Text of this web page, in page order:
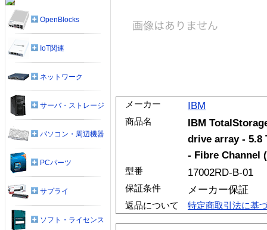
メーカー IBM
商品名
IBM
drive array - 5.8
- Fibre Channel
型番 17002RD-B-01
保証条件 メーカー保証
返品について 特定商取引法に基
OpenBlocks
IoT関連
ネットワーク
サーバ・ストレージ
パソコン・周辺機器
PCパーツ
サプライ
ソフト・ライセンス